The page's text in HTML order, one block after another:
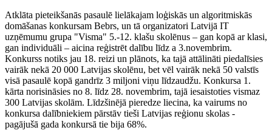
Atklāta pieteikšanās pasaulē lielākajam loģiskās un algoritmiskās
domāšanas konkursam Bebrs, un tā organizatori Latvijā IT
uzņēmumu grupa "Visma" 5.-12. klašu skolēnus – gan kopā ar klasi,
gan individuāli – aicina reģistrēt dalību līdz a 3.novembrim.
Konkurss notiks jau 18. reizi un plānots, ka tajā attālināti piedalīsies
vairāk nekā 20 000 Latvijas skolēnu, bet vēl vairāk nekā 50 valstīs
visā pasaulē kopā gandrīz 3 miljoni viņu līdzaudžu. Konkursa 1.
kārta norisināsies no 8. līdz 28. novembrim, tajā iesaistoties vismaz
300 Latvijas skolām. Līdzšinējā pieredze liecina, ka vairums no
konkursa dalībniekiem pārstāv tieši Latvijas reģionu skolas -
pagājušā gada konkursā tie bija 68%.